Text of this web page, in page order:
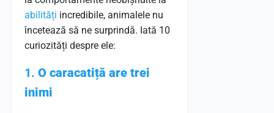
abilități incredibile, animalele nu
încetează să ne surprindă. Iată 10
curiozități despre ele:
1. O caracatiță are trei
inimi